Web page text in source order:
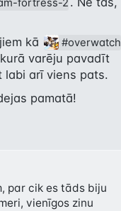
fortress-2
kā
#overwatch
varēju pavadīt
labi arī viens pats.
pamatā!
par cik es tāds biju
vienīgos zinu